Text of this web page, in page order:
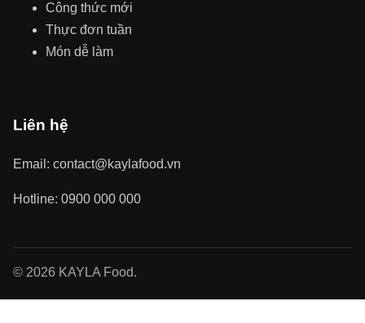
Công thức mới
Thực đơn tuần
Món dễ làm
Liên hệ
Email: contact@kaylafood.vn
Hotline: 0900 000 000
© 2026 KAYLA Food.